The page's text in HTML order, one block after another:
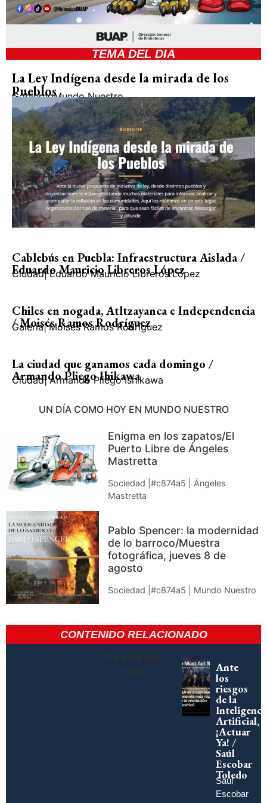
TEMA DEL DIA
La Ley Indígena desde la mirada de los
Pueblos
GobiernoMundo Nuestro
Cablebús en Puebla: Infraestructura Aislada /
Eduardo Mauricio Libreros López
Ciudad| Eduardo Mauricio Libreros López
Chiles en nogada, Atltzayanca e Independencia
/ Moisés Ramos Rodríguez
Galería| Moisés Ramos Rodríguez
La ciudad que ganamos cada domingo /
Armando Pliego Ihikawa
Ciudad| Armando Pliego Ishikawa
UN DÍA COMO HOY EN MUNDO NUESTRO
Enigma en los zapatos/El
Puerto Libre de Ángeles
Mastretta
Sociedad |#c874a5 | Ángeles
Mastretta
Pablo Spencer: la modernidad
de lo barroco/Muestra
fotográfica, jueves 8 de
agosto
Sociedad |#c874a5 | Mundo Nuestro
CONTENIDO RELACIONADO
No data was
found
Ante
los
riesgos
de la
Artificial,
¡Actuar
Ya! /
Saúl
Escobar
Toledo
Saúl
Escobar